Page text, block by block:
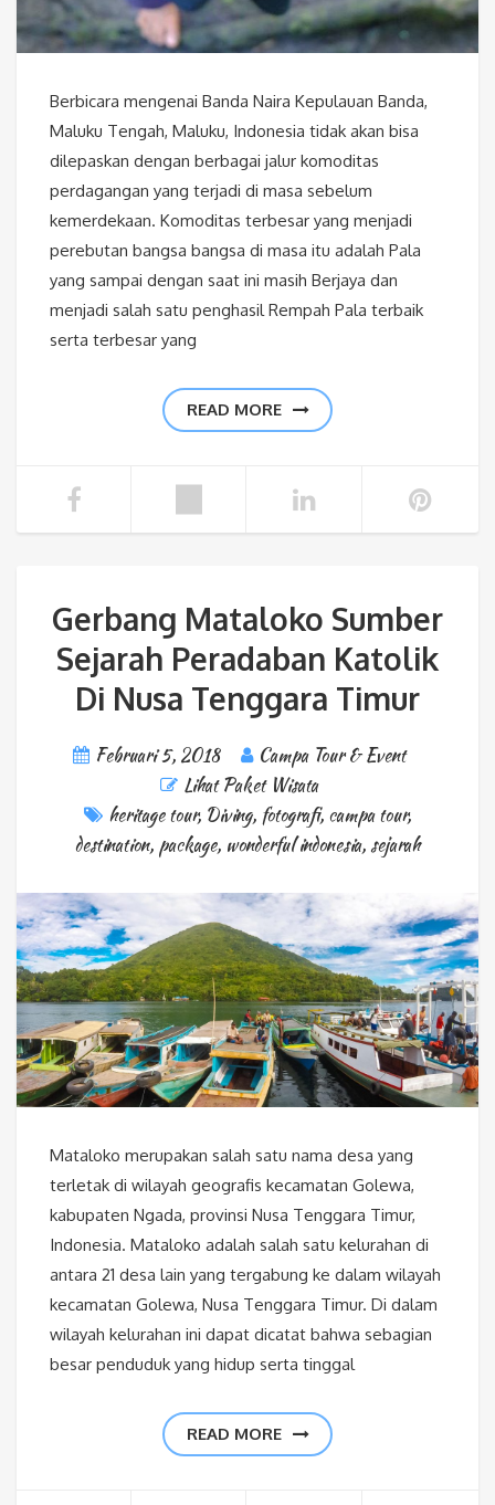
Berbicara mengenai Banda Naira Kepulauan Banda,
Maluku Tengah, Maluku, Indonesia tidak akan bisa
dilepaskan dengan berbagai jalur komoditas
perdagangan yang terjadi di masa sebelum
kemerdekaan. Komoditas terbesar yang menjadi
perebutan bangsa bangsa di masa itu adalah Pala
yang sampai dengan saat ini masih Berjaya dan
menjadi salah satu penghasil Rempah Pala terbaik
serta terbesar yang
READ MORE
Gerbang Mataloko Sumber
Sejarah Peradaban Katolik
Di Nusa Tenggara Timur
Februari 5, 2018
Campa Tour & Event
Lihat Paket Wisata
heritage tour, Diving, fotografi, campa tour,
destination, package, wonderful indonesia, sejarah
Mataloko merupakan salah satu nama desa yang
terletak di wilayah geografis kecamatan Golewa,
kabupaten Ngada, provinsi Nusa Tenggara Timur,
Indonesia. Mataloko adalah salah satu kelurahan di
antara 21 desa lain yang tergabung ke dalam wilayah
kecamatan Golewa, Nusa Tenggara Timur. Di dalam
wilayah kelurahan ini dapat dicatat bahwa sebagian
besar penduduk yang hidup serta tinggal
READ MORE